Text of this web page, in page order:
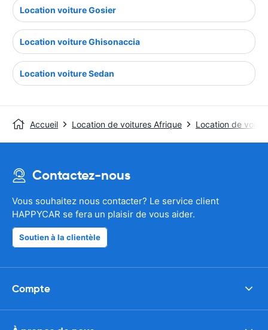
Location voiture Gosier
Location voiture Ghisonaccia
Location voiture Sedan
Accueil Location de voitures Afrique Location de
Contactez-nous
Vous souhaitez nous contacter? Le service client
HAPPYCAR se fera un plaisir de vous aider.
Soutien à la clientèle
Compte